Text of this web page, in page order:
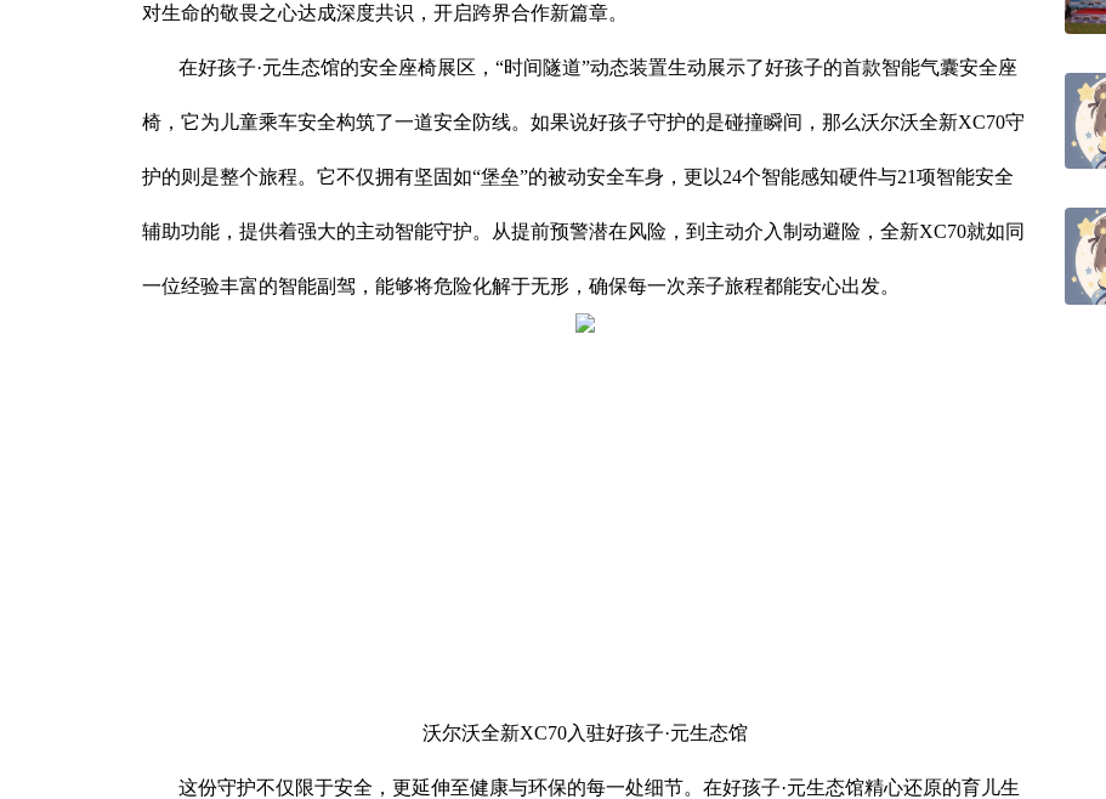
对生命的敬畏之心达成深度共识，开启跨界合作新篇章。
在好孩子·元生态馆的安全座椅展区，“时间隧道”动态装置生动展示了好孩子的首款智能气囊安全座
椅，它为儿童乘车安全构筑了一道安全防线。如果说好孩子守护的是碰撞瞬间，那么沃尔沃全新XC70守
护的则是整个旅程。它不仅拥有坚固如“堡垒”的被动安全车身，更以24个智能感知硬件与21项智能安全
辅助功能，提供着强大的主动智能守护。从提前预警潜在风险，到主动介入制动避险，全新XC70就如同
一位经验丰富的智能副驾，能够将危险化解于无形，确保每一次亲子旅程都能安心出发。
沃尔沃全新XC70入驻好孩子·元生态馆
这份守护不仅限于安全，更延伸至健康与环保的每一处细节。在好孩子·元生态馆精心还原的育儿生